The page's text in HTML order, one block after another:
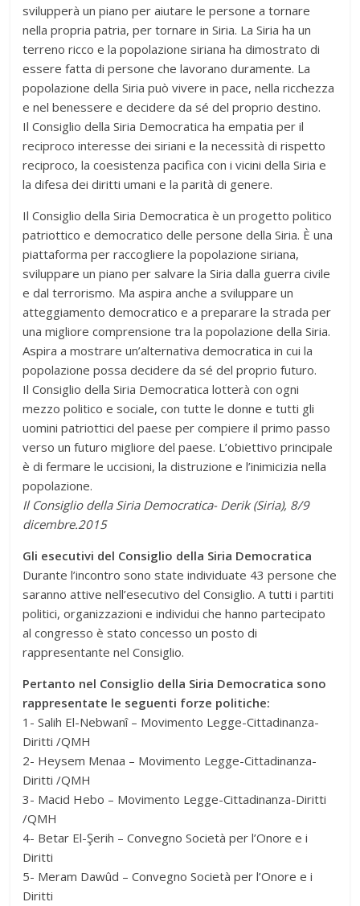
svilupperà un piano per aiutare le persone a tornare
nella propria patria, per tornare in Siria. La Siria ha un
terreno ricco e la popolazione siriana ha dimostrato di
essere fatta di persone che lavorano duramente. La
popolazione della Siria può vivere in pace, nella ricchezza
e nel benessere e decidere da sé del proprio destino.
Il Consiglio della Siria Democratica ha empatia per il
reciproco interesse dei siriani e la necessità di rispetto
reciproco, la coesistenza pacifica con i vicini della Siria e
la difesa dei diritti umani e la parità di genere.
Il Consiglio della Siria Democratica è un progetto politico
patriottico e democratico delle persone della Siria. È una
piattaforma per raccogliere la popolazione siriana,
sviluppare un piano per salvare la Siria dalla guerra civile
e dal terrorismo. Ma aspira anche a sviluppare un
atteggiamento democratico e a preparare la strada per
una migliore comprensione tra la popolazione della Siria.
Aspira a mostrare un’alternativa democratica in cui la
popolazione possa decidere da sé del proprio futuro.
Il Consiglio della Siria Democratica lotterà con ogni
mezzo politico e sociale, con tutte le donne e tutti gli
uomini patriottici del paese per compiere il primo passo
verso un futuro migliore del paese. L’obiettivo principale
è di fermare le uccisioni, la distruzione e l’inimicizia nella
popolazione.
Il Consiglio della Siria Democratica- Derik (Siria), 8/9
dicembre.2015
Gli esecutivi del Consiglio della Siria Democratica
Durante l’incontro sono state individuate 43 persone che
saranno attive nell’esecutivo del Consiglio. A tutti i partiti
politici, organizzazioni e individui che hanno partecipato
al congresso è stato concesso un posto di
rappresentante nel Consiglio.
Pertanto nel Consiglio della Siria Democratica sono
rappresentate le seguenti forze politiche:
1- Salih El-Nebwanî – Movimento Legge-Cittadinanza-
Diritti /QMH
2- Heysem Menaa – Movimento Legge-Cittadinanza-
Diritti /QMH
3- Macid Hebo – Movimento Legge-Cittadinanza-Diritti
/QMH
4- Betar El-Şerih – Convegno Società per l’Onore e i
Diritti
5- Meram Dawûd – Convegno Società per l’Onore e i
Diritti